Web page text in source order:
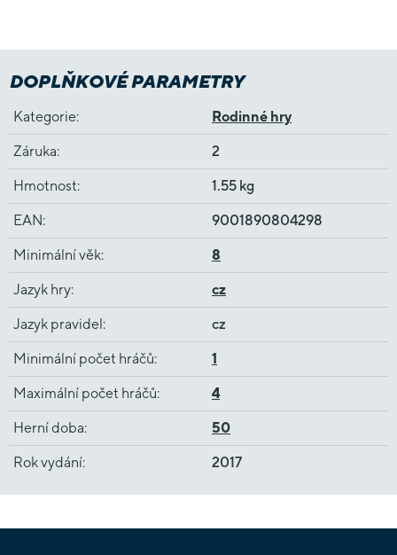
DOPLŇKOVÉ PARAMETRY
Kategorie: Rodinné hry
Záruka: 2
Hmotnost: 1.55 kg
EAN: 9001890804298
Minimální věk: 8
Jazyk hry: cz
Jazyk pravidel: cz
Minimální počet hráčů: 1
Maximální počet hráčů: 4
Herní doba: 50
Rok vydání: 2017